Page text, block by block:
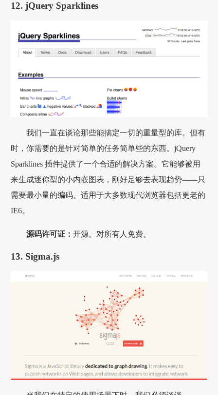
12. jQuery Sparklines
我们一直在谈论那些能搞定一切的重量型的库。但有
时，你需要的是针对简单的任务简单些的东西。jQuery
Sparklines 插件提供了一个合适的解决方案。它能够被用
来生成迷你型的小内嵌图表，刚好足够去表现趋势——只
需要最小量的编码。适用于大多数现代浏览器包括更老的
IE6。
源码许可证：开源。对所有人免费。
13. Sigma.js